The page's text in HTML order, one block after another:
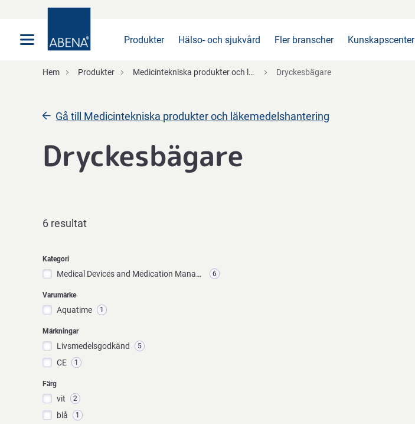
Produkter Hälso- och sjukvård Fler branscher Kunskapscenter
Hem Produkter Medicintekniska produkter och läkemedelshantering Dryckesbägare
Gå till Medicintekniska produkter och läkemedelshantering
Dryckesbägare
6 resultat
Kategori
Medical Devices and Medication Management 6
Varumärke
Aquatime 1
Märkningar
Livsmedelsgodkänd 5
CE 1
Färg
vit 2
blå 1